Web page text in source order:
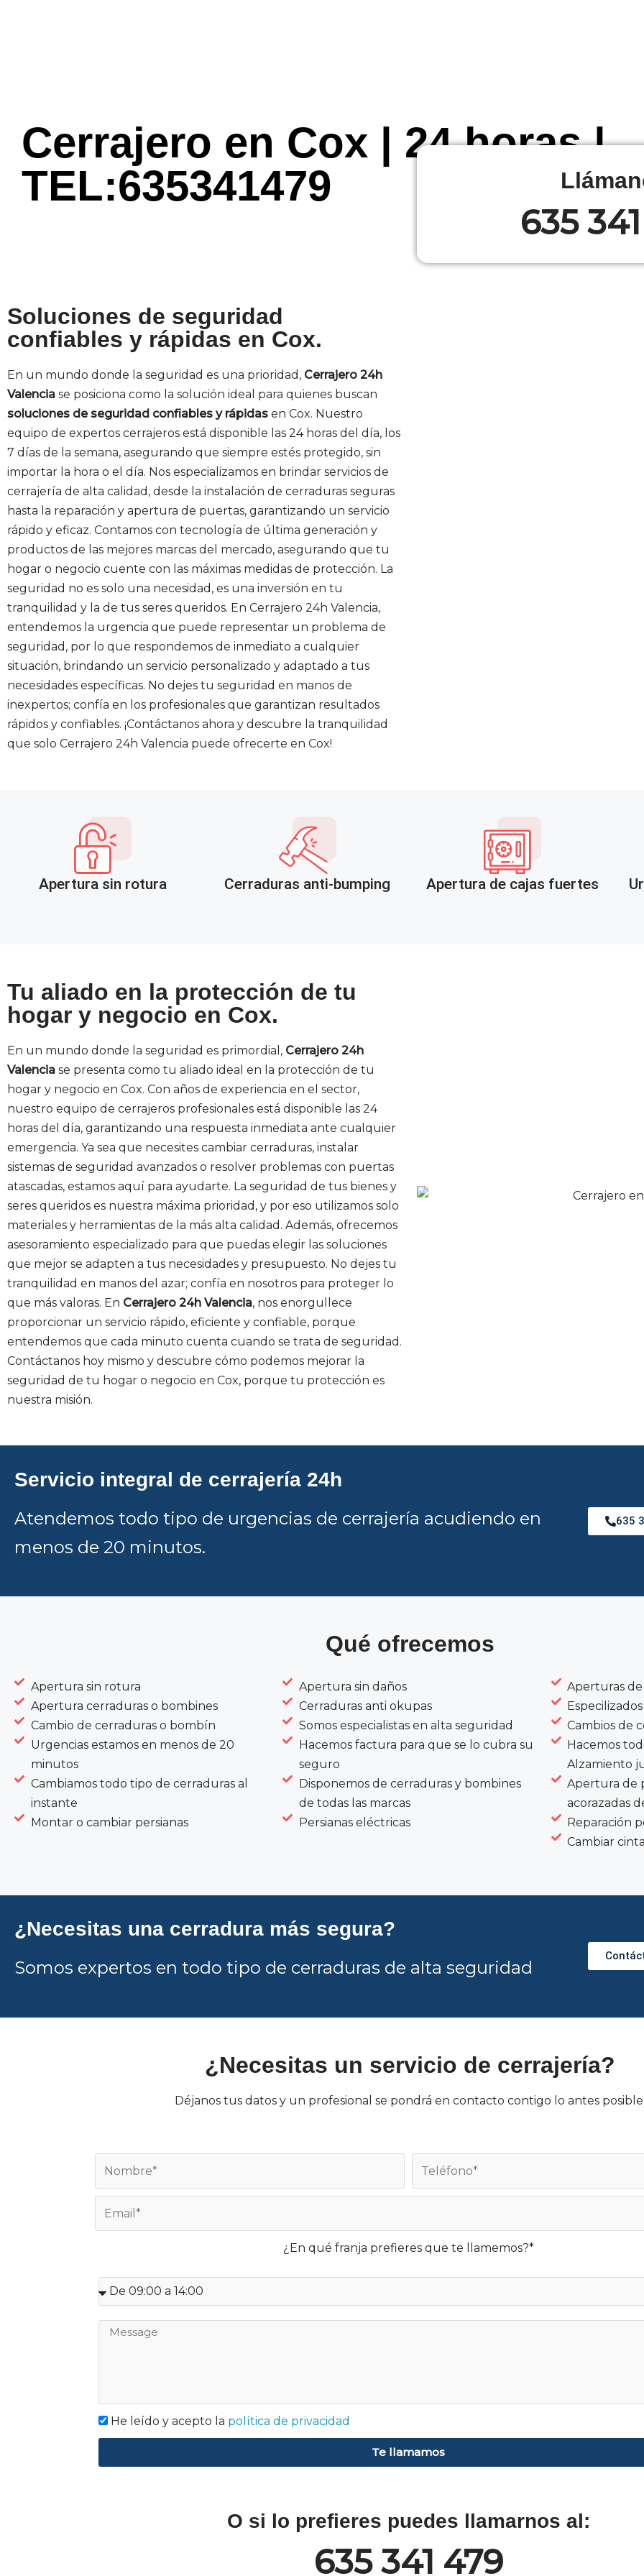
Cerrajero en Cox | 24 horas |
TEL:635341479
Soluciones de seguridad
confiables y rápidas en Cox.
En un mundo donde la seguridad es una prioridad, Cerrajero 24h
Valencia se posiciona como la solución ideal para quienes buscan
soluciones de seguridad confiables y rápidas en Cox. Nuestro
equipo de expertos cerrajeros está disponible las 24 horas del día, los
7 días de la semana, asegurando que siempre estés protegido, sin
importar la hora o el día. Nos especializamos en brindar servicios de
cerrajería de alta calidad, desde la instalación de cerraduras seguras
hasta la reparación y apertura de puertas, garantizando un servicio
rápido y eficaz. Contamos con tecnología de última generación y
productos de las mejores marcas del mercado, asegurando que tu
hogar o negocio cuente con las máximas medidas de protección. La
seguridad no es solo una necesidad, es una inversión en tu
tranquilidad y la de tus seres queridos. En Cerrajero 24h Valencia,
entendemos la urgencia que puede representar un problema de
seguridad, por lo que respondemos de inmediato a cualquier
situación, brindando un servicio personalizado y adaptado a tus
necesidades específicas. No dejes tu seguridad en manos de
inexpertos; confía en los profesionales que garantizan resultados
rápidos y confiables. ¡Contáctanos ahora y descubre la tranquilidad
que solo Cerrajero 24h Valencia puede ofrecerte en Cox!
635
Apertura sin rotura Cerraduras anti-bumping Apertura de cajas fuertes
Tu aliado en la protección de tu
hogar y negocio en Cox.
En un mundo donde la seguridad es primordial, Cerrajero 24h
Valencia se presenta como tu aliado ideal en la protección de tu
hogar y negocio en Cox. Con años de experiencia en el sector,
nuestro equipo de cerrajeros profesionales está disponible las 24
horas del día, garantizando una respuesta inmediata ante cualquier
emergencia. Ya sea que necesites cambiar cerraduras, instalar
sistemas de seguridad avanzados o resolver problemas con puertas
atascadas, estamos aquí para ayudarte. La seguridad de tus bienes y
seres queridos es nuestra máxima prioridad, y por eso utilizamos solo
materiales y herramientas de la más alta calidad. Además, ofrecemos
asesoramiento especializado para que puedas elegir las soluciones
que mejor se adapten a tus necesidades y presupuesto. No dejes tu
tranquilidad en manos del azar; confía en nosotros para proteger lo
que más valoras. En Cerrajero 24h Valencia, nos enorgullece
proporcionar un servicio rápido, eficiente y confiable, porque
entendemos que cada minuto cuenta cuando se trata de seguridad.
Contáctanos hoy mismo y descubre cómo podemos mejorar la
seguridad de tu hogar o negocio en Cox, porque tu protección es
nuestra misión.
Servicio integral de cerrajería 24h
Atendemos todo tipo de urgencias de cerrajería acudiendo en
menos de 20 minutos.
635
Qué ofrecemos
Apertura sin rotura
Apertura cerraduras o bombines
Cambio de cerraduras o bombín
Urgencias estamos en menos de 20
minutos
Cambiamos todo tipo de cerraduras al
instante
Montar o cambiar persianas
Apertura sin daños
Cerraduras anti okupas
Somos especialistas en alta seguridad
Hacemos factura para que se lo cubra su
seguro
Disponemos de cerraduras y bombines
de todas las marcas
Persianas eléctricas
Aperturas
Cambios de
Hacemos
Alzamiento
Apertura de
acorazadas
Reparación
Cambiar
¿Necesitas una cerradura más segura?
Somos expertos en todo tipo de cerraduras de alta seguridad
¿Necesitas un servicio de cerrajería?
Déjanos tus datos y un profesional se pondrá en contacto contigo lo antes posible.
¿En qué franja prefieres que te llamemos?*
He leído y acepto la política de privacidad
Te llamamos
O si lo prefieres puedes llamarnos al:
635 341 479